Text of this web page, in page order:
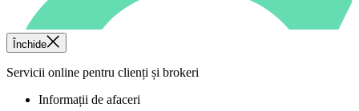
Închide
Servicii online pentru clienți și brokeri
Informații de afaceri